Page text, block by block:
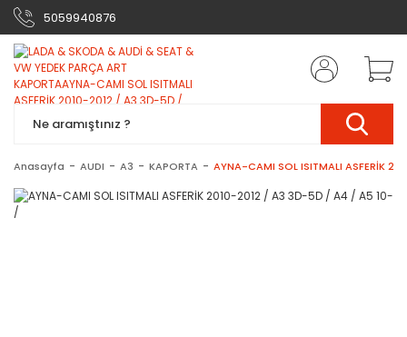
5059940876
Anasayfa AUDI A3 KAPORTA AYNA-CAMI SOL ISITMALI ASFERİK